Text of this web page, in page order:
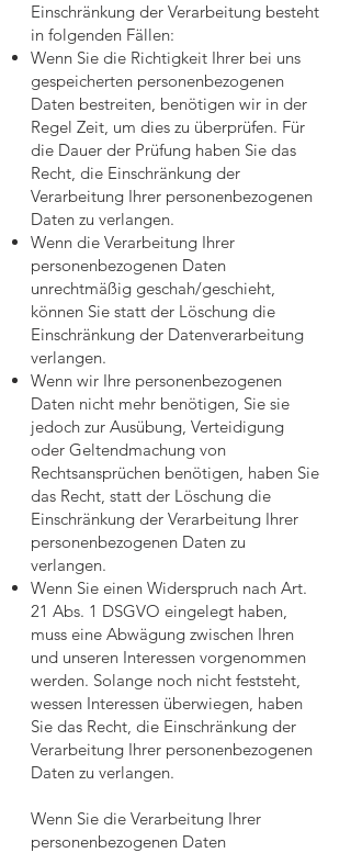
Einschränkung der Verarbeitung besteht
in folgenden Fällen:
Wenn Sie die Richtigkeit Ihrer bei uns
gespeicherten personenbezogenen
Daten bestreiten, benötigen wir in der
Regel Zeit, um dies zu überprüfen. Für
die Dauer der Prüfung haben Sie das
Recht, die Einschränkung der
Verarbeitung Ihrer personenbezogenen
Daten zu verlangen.
Wenn die Verarbeitung Ihrer
personenbezogenen Daten
unrechtmäßig geschah/geschieht,
können Sie statt der Löschung die
Einschränkung der Datenverarbeitung
verlangen.
Wenn wir Ihre personenbezogenen
Daten nicht mehr benötigen, Sie sie
jedoch zur Ausübung, Verteidigung
oder Geltendmachung von
Rechtsansprüchen benötigen, haben Sie
das Recht, statt der Löschung die
Einschränkung der Verarbeitung Ihrer
personenbezogenen Daten zu
verlangen.
Wenn Sie einen Widerspruch nach Art.
21 Abs. 1 DSGVO eingelegt haben,
muss eine Abwägung zwischen Ihren
und unseren Interessen vorgenommen
werden. Solange noch nicht feststeht,
wessen Interessen überwiegen, haben
Sie das Recht, die Einschränkung der
Verarbeitung Ihrer personenbezogenen
Daten zu verlangen.
Wenn Sie die Verarbeitung Ihrer
personenbezogenen Daten